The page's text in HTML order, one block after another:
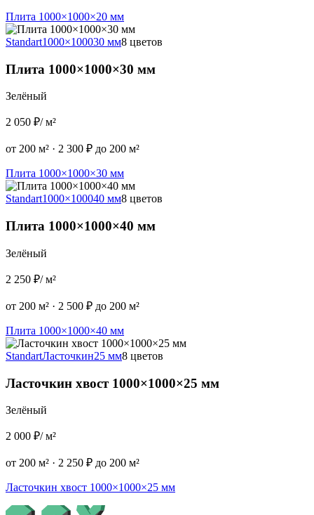
Плита 1000×1000×20 мм
Standart1000×100030 мм8 цветов
Плита 1000×1000×30 мм
Зелёный
2 050 ₽/ м²
от 200 м² · 2 300 ₽ до 200 м²
Плита 1000×1000×30 мм
Standart1000×100040 мм8 цветов
Плита 1000×1000×40 мм
Зелёный
2 250 ₽/ м²
от 200 м² · 2 500 ₽ до 200 м²
Плита 1000×1000×40 мм
StandartЛасточкин25 мм8 цветов
Ласточкин хвост 1000×1000×25 мм
Зелёный
2 000 ₽/ м²
от 200 м² · 2 250 ₽ до 200 м²
Ласточкин хвост 1000×1000×25 мм